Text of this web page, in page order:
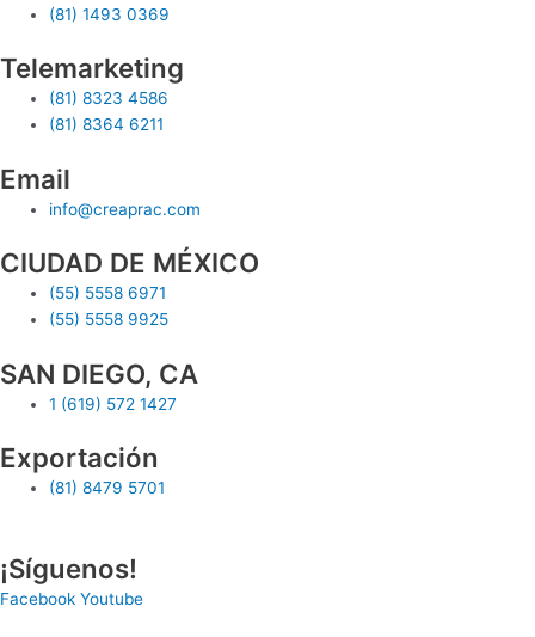
(81) 1493 0369
Telemarketing
(81) 8323 4586
(81) 8364 6211
Email
info@creaprac.com
CIUDAD DE MÉXICO
(55) 5558 6971
(55) 5558 9925
SAN DIEGO, CA
1 (619) 572 1427
Exportación
(81) 8479 5701
¡Síguenos!
Facebook Youtube